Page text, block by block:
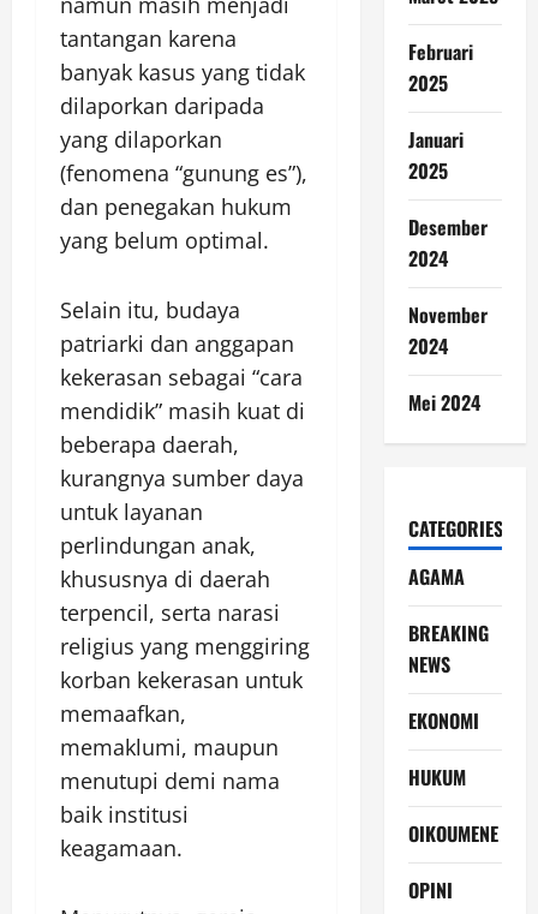
tantangan karena
banyak kasus yang tidak
dilaporkan daripada
yang dilaporkan
(fenomena “gunung es”),
dan penegakan hukum
yang belum optimal.
Selain itu, budaya
patriarki dan anggapan
kekerasan sebagai “cara
mendidik” masih kuat di
beberapa daerah,
kurangnya sumber daya
untuk layanan
perlindungan anak,
khususnya di daerah
terpencil, serta narasi
religius yang menggiring
korban kekerasan untuk
memaafkan,
memaklumi, maupun
menutupi demi nama
baik institusi
keagamaan.
Februari
2025
Januari
2025
Desember
2024
November
2024
Mei 2024
CATEGORIES
AGAMA
BREAKING
NEWS
EKONOMI
HUKUM
OIKOUMENE
OPINI